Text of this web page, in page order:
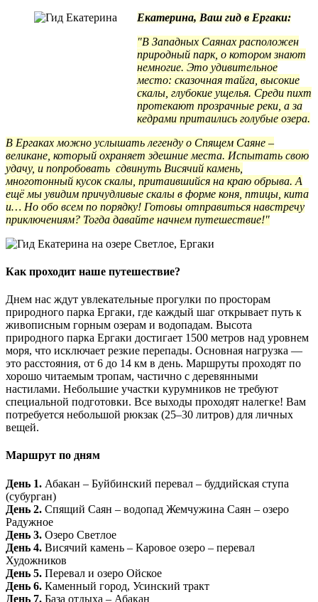
Екатерина, Ваш гид в Ергаки:
"В Западных Саянах расположен
природный парк, о котором знают
немногие. Это удивительное
место: сказочная тайга, высокие
скалы, глубокие ущелья. Среди пихт
протекают прозрачные реки, а за
кедрами притаились голубые озера.
В Ергаках можно услышать легенду о Спящем Саяне –
великане, который охраняет здешние места. Испытать свою
удачу, и попробовать сдвинуть Висячий камень,
многотонный кусок скалы, притаившийся на краю обрыва. А
ещё мы увидим причудливые скалы в форме коня, птицы, кита
и… Но обо всем по порядку! Готовы отправиться навстречу
приключениям? Тогда давайте начнем путешествие!"
Как проходит наше путешествие?
Днем нас ждут увлекательные прогулки по просторам
природного парка Ергаки, где каждый шаг открывает путь к
живописным горным озерам и водопадам. Высота
природного парка Ергаки достигает 1500 метров над уровнем
моря, что исключает резкие перепады. Основная нагрузка —
это расстояния, от 6 до 14 км в день. Маршруты проходят по
хорошо читаемым тропам, частично с деревянными
настилами. Небольшие участки курумников не требуют
специальной подготовки. Все выходы проходят налегке! Вам
потребуется небольшой рюкзак (25–30 литров) для личных
вещей.
Маршрут по дням
День 1. Абакан – Буйбинский перевал – буддийская ступа
(субурган)
День 2. Спящий Саян – водопад Жемчужина Саян – озеро
Радужное
День 3. Озеро Светлое
День 4. Висячий камень – Каровое озеро – перевал
Художников
День 5. Перевал и озеро Ойское
День 6. Каменный город, Усинский тракт
День 7. База отдыха – Абакан